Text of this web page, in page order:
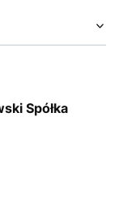
Spółka